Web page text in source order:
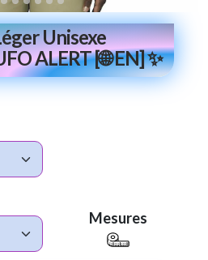
Unisexe
ALERT [🌐 EN] ✨
Mesures